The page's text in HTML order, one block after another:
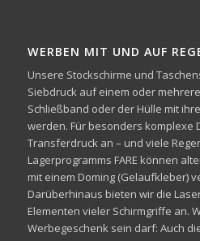
WERBEN MIT UND AUF
Unsere Stockschirme und
Siebdruck auf einem oder
Schließband oder der Hülle mit
werden. Für besonders komplexe
Transferdruck an – und viele
Lagerprogramms FARE können
mit einem Doming (Gelaufkleber)
Darüberhinaus bieten wir die
Elementen vieler Schirmgriffe an.
Werbegeschenk sein darf: Auch